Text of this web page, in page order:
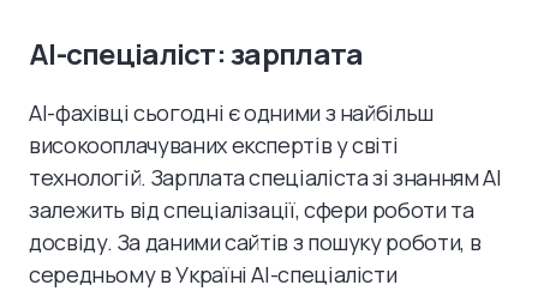
AI-спеціаліст: зарплата
AI-фахівці сьогодні є одними з найбільш
високооплачуваних експертів у світі
технологій. Зарплата спеціаліста зі знанням AI
залежить від спеціалізації, сфери роботи та
досвіду. За даними сайтів з пошуку роботи, в
середньому в Україні AI-спеціалісти